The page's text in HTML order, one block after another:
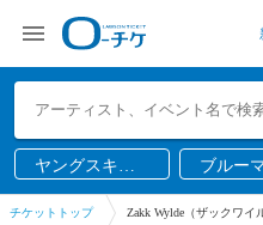
ヤングスキニ
ー
ブルー
チケットトップ Zakk Wylde（ザックワイ